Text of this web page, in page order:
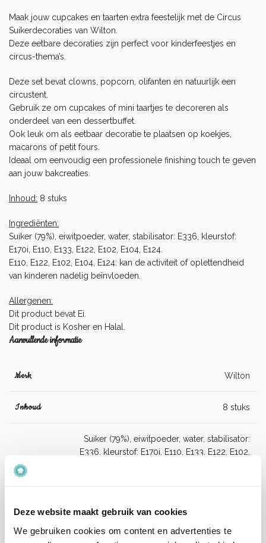
Deze website maakt gebruik van cookies
We gebruiken cookies om content en advertenties te
Maak jouw cupcakes en taarten extra feestelijk met de Circus
Suikerdecoraties van Wilton.
Deze eetbare decoraties zijn perfect voor kinderfeestjes en
circus-thema’s.
Deze set bevat clowns, popcorn, olifanten en natuurlijk een
circustent.
Gebruik ze om cupcakes of mini taartjes te decoreren als
onderdeel van een dessertbuffet.
Ook leuk om als eetbaar decoratie te plaatsen op koekjes
macarons of petit fours.
Ideaal om eenvoudig een professionele finishing touch te geven
aan jouw bakcreaties.
Inhoud: 8 stuks
Ingrediënten:
Suiker (79%), eiwitpoeder, water, stabilisator: E336, kleurstof:
E170i, E110, E133, E122, E102, E104, E124.
E110, E122, E102, E104, E124: kan de activiteit of oplettendheid
van kinderen nadelig beïnvloeden.
Allergenen:
Dit product bevat Ei.
Dit product is Kosher en Halal.
Aanvullende informatie
Merk Wilton
Inhoud 8 stuks
Ingrediënten
Suiker (79%), eiwitpoeder, water, stabilisator:
E336, kleurstof: E170i, E110, E133, E122, E102,
Dit product bevat Ei.